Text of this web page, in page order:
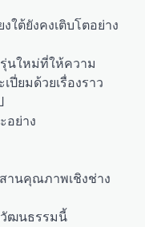
ใต้ยังคงเติบโตอย่าง
นใหม่ที่ให้ความ
ยมด้วยเรื่องราว
อย่าง
านคุณภาพเชิงช่าง
วัฒนธรรมนี้